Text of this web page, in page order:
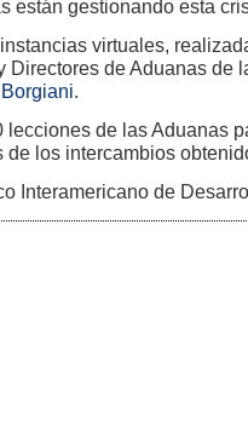
están gestionando esta
virtuales,
Directores de Aduanas de
.
lecciones de las Aduanas
los intercambios
Interamericano de